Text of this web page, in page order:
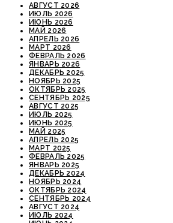
АВГУСТ 2026
ИЮЛЬ 2026
ИЮНЬ 2026
МАЙ 2026
АПРЕЛЬ 2026
МАРТ 2026
ФЕВРАЛЬ 2026
ЯНВАРЬ 2026
ДЕКАБРЬ 2025
НОЯБРЬ 2025
ОКТЯБРЬ 2025
СЕНТЯБРЬ 2025
АВГУСТ 2025
ИЮЛЬ 2025
ИЮНЬ 2025
МАЙ 2025
АПРЕЛЬ 2025
МАРТ 2025
ФЕВРАЛЬ 2025
ЯНВАРЬ 2025
ДЕКАБРЬ 2024
НОЯБРЬ 2024
ОКТЯБРЬ 2024
СЕНТЯБРЬ 2024
АВГУСТ 2024
ИЮЛЬ 2024